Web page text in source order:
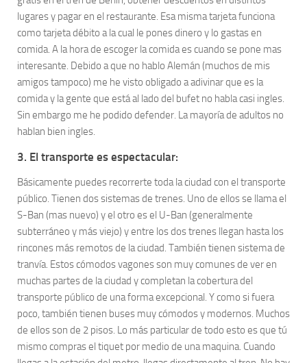
lugares y pagar en el restaurante. Esa misma tarjeta funciona
como tarjeta débito a la cual le pones dinero y lo gastas en
comida. A la hora de escoger la comida es cuando se pone mas
interesante. Debido a que no hablo Alemán (muchos de mis
amigos tampoco) me he visto obligado a adivinar que es la
comida y la gente que está al lado del bufet no habla casi ingles.
Sin embargo me he podido defender. La mayoría de adultos no
hablan bien ingles.
3. El transporte es espectacular:
Básicamente puedes recorrerte toda la ciudad con el transporte
público. Tienen dos sistemas de trenes. Uno de ellos se llama el
S-Ban (mas nuevo) y el otro es el U-Ban (generalmente
subterráneo y más viejo) y entre los dos trenes llegan hasta los
rincones más remotos de la ciudad. También tienen sistema de
tranvía. Estos cómodos vagones son muy comunes de ver en
muchas partes de la ciudad y completan la cobertura del
transporte público de una forma excepcional. Y como si fuera
poco, también tienen buses muy cómodos y modernos. Muchos
de ellos son de 2 pisos. Lo más particular de todo esto es que tú
mismo compras el tiquet por medio de una maquina. Cuando